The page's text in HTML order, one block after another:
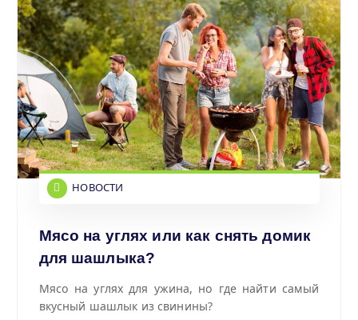
НОВОСТИ
Мясо на углях или как снять домик
для шашлыка?
Мясо на углях для ужина, но где найти самый
вкусный шашлык из свинины?